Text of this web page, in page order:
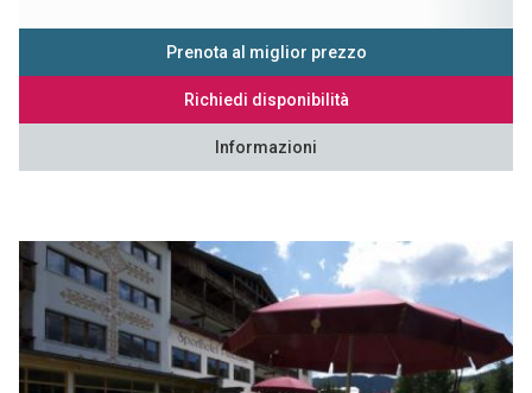
Prenota al miglior prezzo
Richiedi disponibilità
Informazioni